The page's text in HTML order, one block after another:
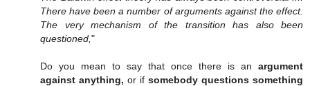
There have been a number of arguments against the effect.
The very mechanism of the transition has also been
questioned, "
Do you mean to say that once there is an argument
against anything, or if somebody questions something